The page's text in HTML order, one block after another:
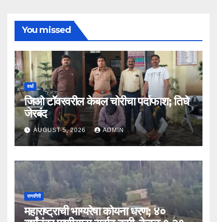
You missed
वर्धा
जिओ टॉवरवरील केबल चोरीचा पर्दाफाश; तिघे
जेरबंद
AUGUST 5, 2026 ADMIN
रत्नागिरी
महाराष्ट्राची भाग्यरेषा कोयना धरण; ४०